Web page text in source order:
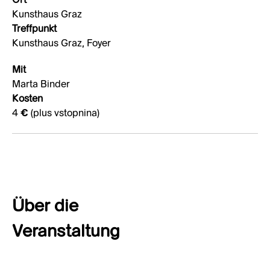
Kunsthaus Graz
Treffpunkt
Kunsthaus Graz, Foyer
Mit
Marta Binder
Kosten
4 € (plus vstopnina)
Über die
Veranstaltung